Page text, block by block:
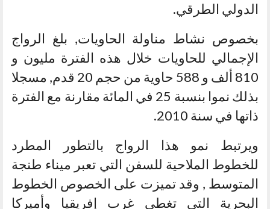
الدولي الطرقي.
بخصوص نشاط مناولة الحاويات, بلغ الرواج
الإجمالي للحاويات خلال هذه الفترة مليون و
810 ألف و 588 حاوية من حجم 20 قدم, مسجلا
بذلك نموا بنسبة 25 في المائة مقارنة مع الفترة
ذاتها في سنة 2010.
ويرتبط نمو هذا الرواج بالتطور المطرد
للخطوط الملاحية للسفن التي تعبر ميناء طنجة
المتوسط , وقد تميزت على الخصوص الخطوط
البحرية التي تغطي غرب إفريقيا وأميركا